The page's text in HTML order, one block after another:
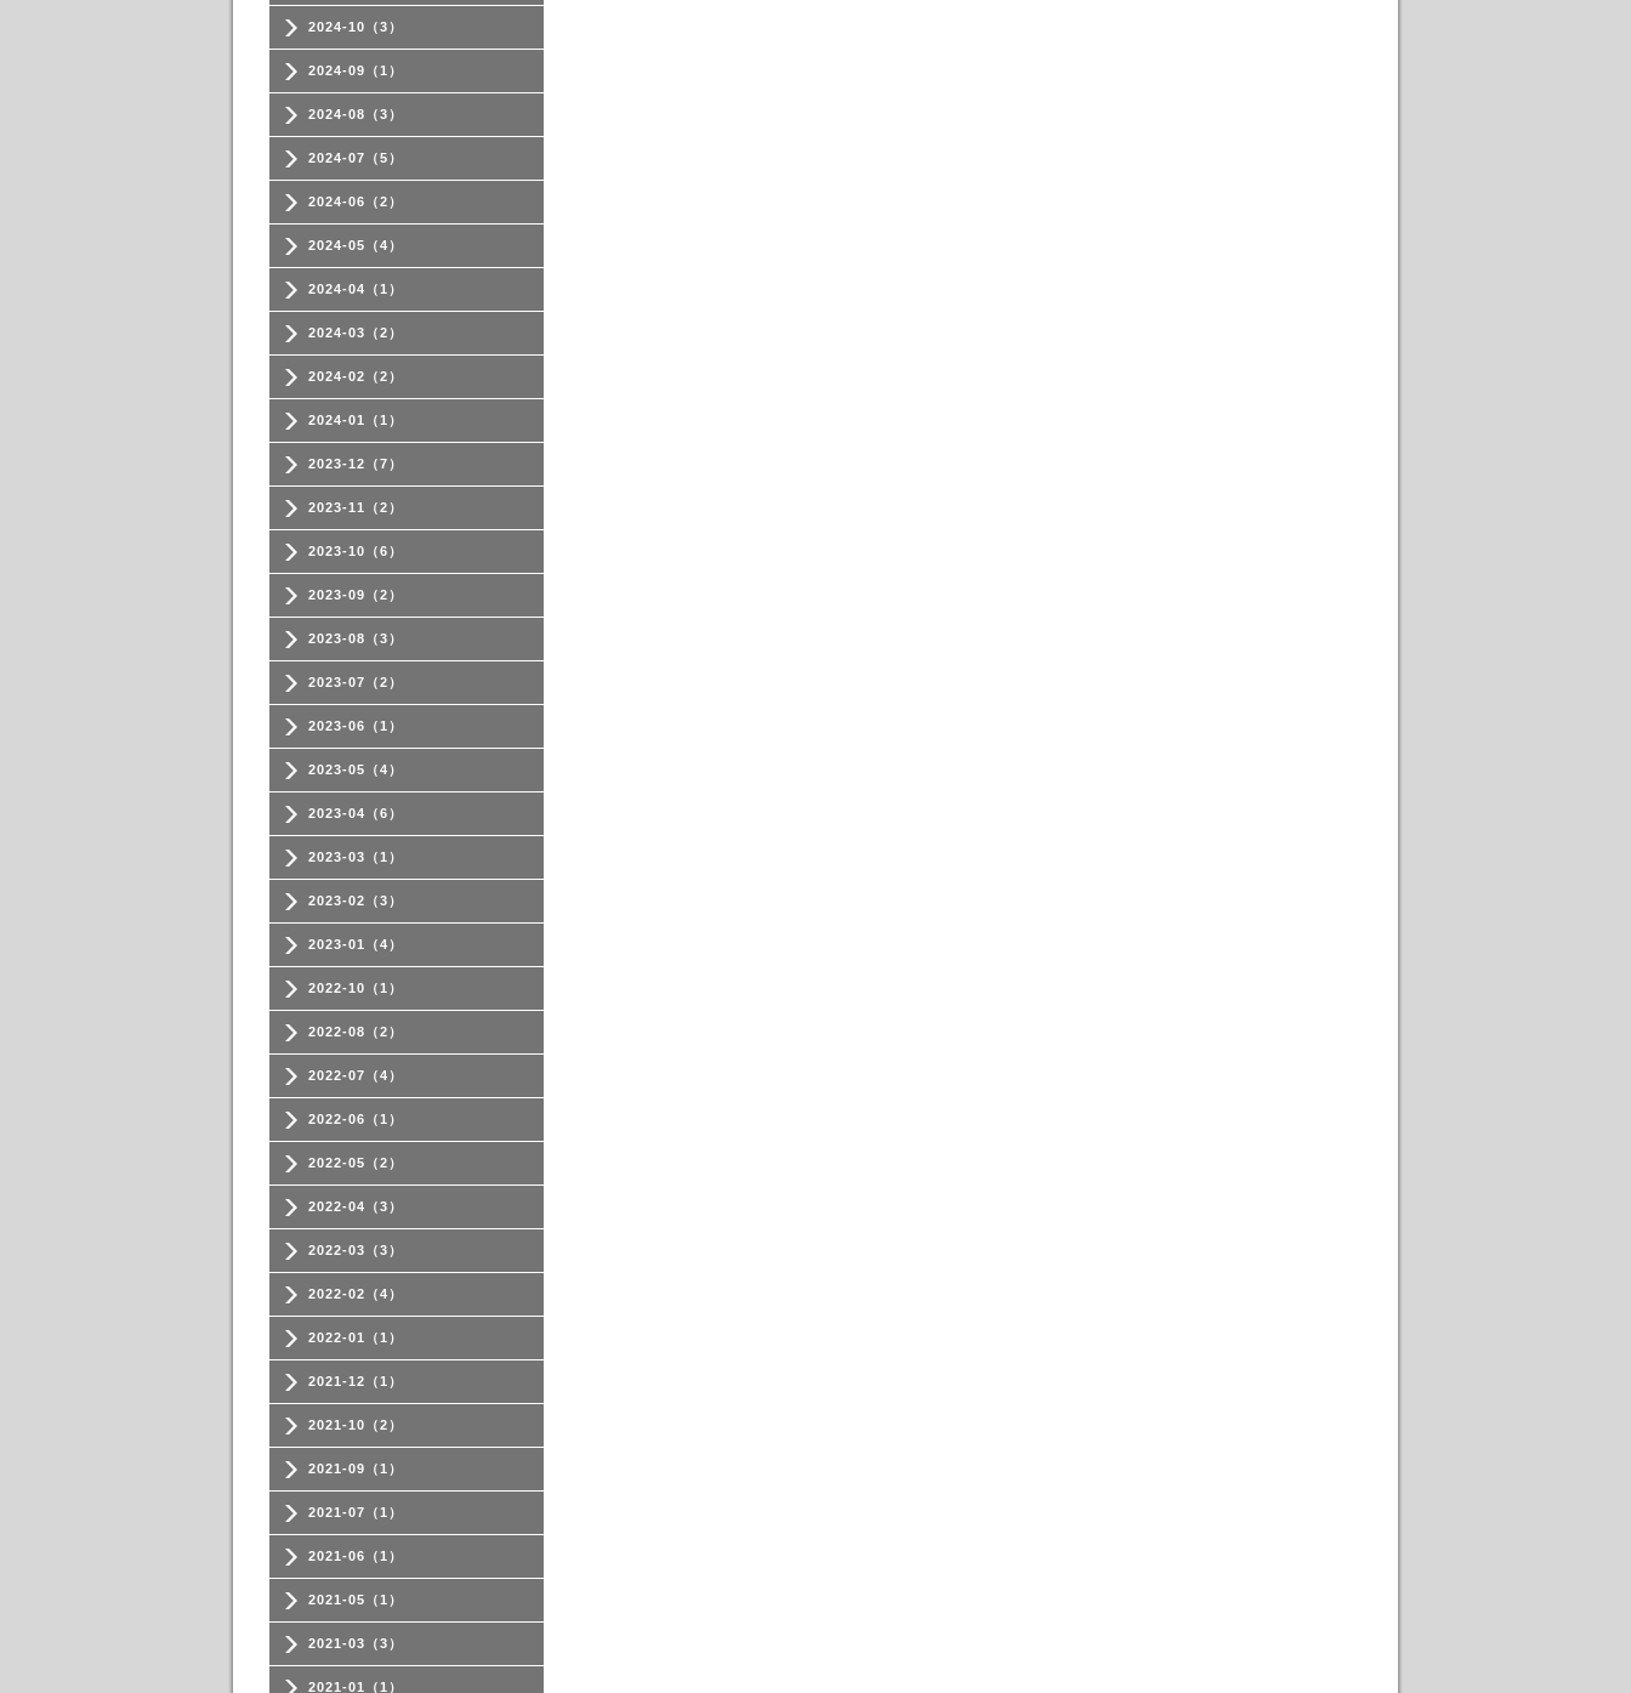
2024-10（3）
2024-09（1）
2024-08（3）
2024-07（5）
2024-06（2）
2024-05（4）
2024-04（1）
2024-03（2）
2024-02（2）
2024-01（1）
2023-12（7）
2023-11（2）
2023-10（6）
2023-09（2）
2023-08（3）
2023-07（2）
2023-06（1）
2023-05（4）
2023-04（6）
2023-03（1）
2023-02（3）
2023-01（4）
2022-10（1）
2022-08（2）
2022-07（4）
2022-06（1）
2022-05（2）
2022-04（3）
2022-03（3）
2022-02（4）
2022-01（1）
2021-12（1）
2021-10（2）
2021-09（1）
2021-07（1）
2021-06（1）
2021-05（1）
2021-03（3）
2021-01（1）